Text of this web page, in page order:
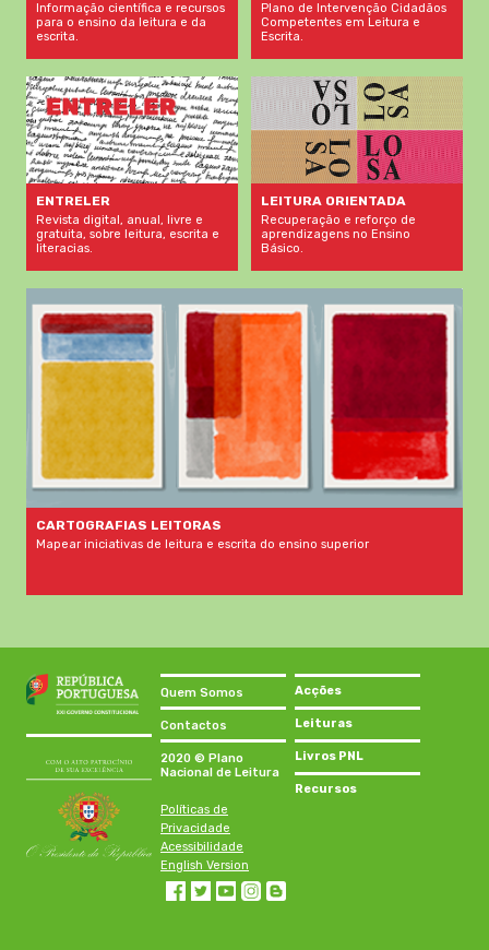
Informação científica e recursos
para o ensino da leitura e da
escrita.
Plano de Intervenção Cidadãos
Competentes em Leitura e
Escrita.
ENTRELER
Revista digital, anual, livre e
gratuita, sobre leitura, escrita e
literacias.
LEITURA ORIENTADA
Recuperação e reforço de
aprendizagens no Ensino
Básico.
CARTOGRAFIAS LEITORAS
Mapear iniciativas de leitura e escrita do ensino superior
Quem Somos
Contactos
2020 © Plano
Nacional de Leitura
Políticas de
Privacidade
Acessibilidade
English Version
Acções
Leituras
Livros PNL
Recursos